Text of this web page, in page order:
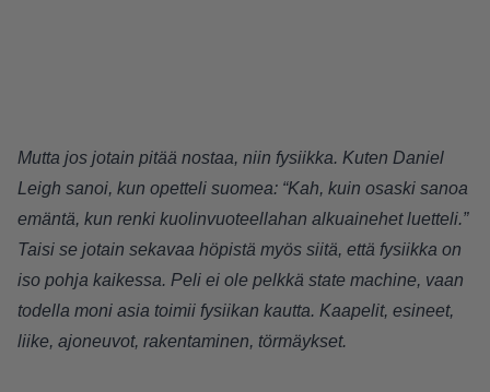
Mutta jos jotain pitää nostaa, niin fysiikka. Kuten Daniel
Leigh sanoi, kun opetteli suomea: “Kah, kuin osaski sanoa
emäntä, kun renki kuolinvuoteellahan alkuainehet luetteli.”
Taisi se jotain sekavaa höpistä myös siitä, että fysiikka on
iso pohja kaikessa. Peli ei ole pelkkä state machine, vaan
todella moni asia toimii fysiikan kautta. Kaapelit, esineet,
liike, ajoneuvot, rakentaminen, törmäykset.